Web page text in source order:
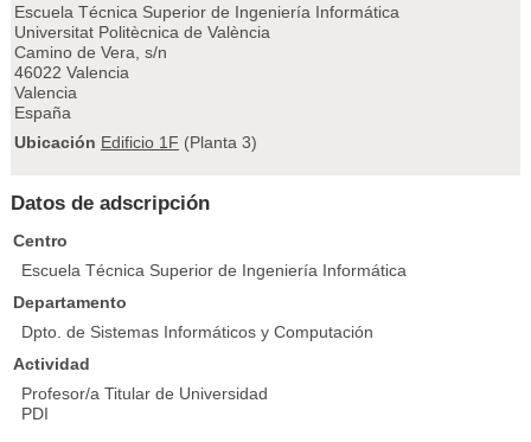
Escuela Técnica Superior de Ingeniería Informática
Universitat Politècnica de València
Camino de Vera, s/n
46022 Valencia
Valencia
España
Ubicación Edificio 1F (Planta 3)
Datos de adscripción
Centro
Escuela Técnica Superior de Ingeniería Informática
Departamento
Dpto. de Sistemas Informáticos y Computación
Actividad
Profesor/a Titular de Universidad
PDI